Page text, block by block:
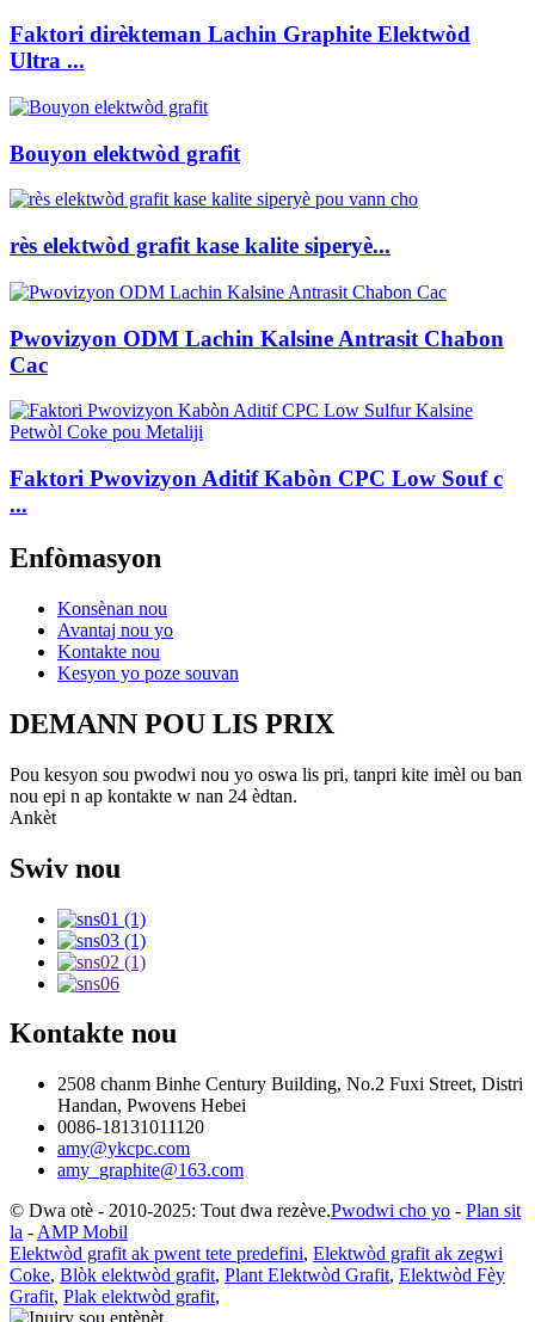
Faktori dirèkteman Lachin Graphite Elektwòd
Ultra ...
Bouyon elektwòd grafit
rès elektwòd grafit kase kalite siperyè...
Pwovizyon ODM Lachin Kalsine Antrasit Chabon
Cac
Faktori Pwovizyon Aditif Kabòn CPC Low Souf c
...
Enfòmasyon
Konsènan nou
Avantaj nou yo
Kontakte nou
Kesyon yo poze souvan
DEMANN POU LIS PRIX
Pou kesyon sou pwodwi nou yo oswa lis pri, tanpri kite imèl ou ban
nou epi n ap kontakte w nan 24 èdtan.
Ankèt
Swiv nou
Kontakte nou
2508 chanm Binhe Century Building, No.2 Fuxi Street, Distri
Handan, Pwovens Hebei
0086-18131011120
amy@ykcpc.com
amy_graphite@163.com
© Dwa otè - 2010-2025: Tout dwa rezève.Pwodwi cho yo - Plan sit
la - AMP Mobil
Elektwòd grafit ak pwent tete predefini, Elektwòd grafit ak zegwi
Coke, Blòk elektwòd grafit, Plant Elektwòd Grafit, Elektwòd Fèy
Grafit, Plak elektwòd grafit,